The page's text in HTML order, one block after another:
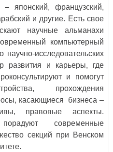
японский, французский,
и другие. Есть свое
научные альманахи
компьютерный
исследовательских
развития и карьеры, где
и помогут
прохождения
касающиеся бизнеса –
правовые аспекты.
современные
секций при Венском